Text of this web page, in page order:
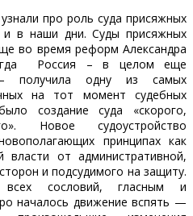
про роль суда присяжных
и в наши дни. Суды присяжных
во время реформ Александра
Россия – в целом еще
– получила одну из самых
на тот момент судебных
создание суда «скорого,
Новое судоустройство
принципах как
власти от административной,
и подсудимого на защиту.
сословий, гласным и
началось движение вспять —